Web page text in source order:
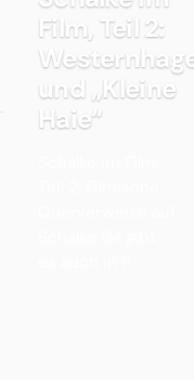
Film, Teil 2:
und „Kleine
Haie“